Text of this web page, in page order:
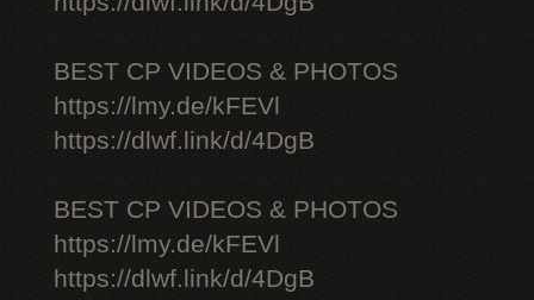
BEST CP VIDEOS & PHOTOS
https://lmy.de/kFEVl
https://dlwf.link/d/4DgB
BEST CP VIDEOS & PHOTOS
https://lmy.de/kFEVl
https://dlwf.link/d/4DgB